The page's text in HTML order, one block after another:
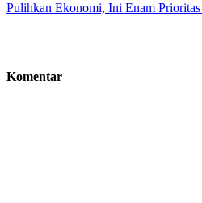
Pulihkan Ekonomi, Ini Enam
Komentar